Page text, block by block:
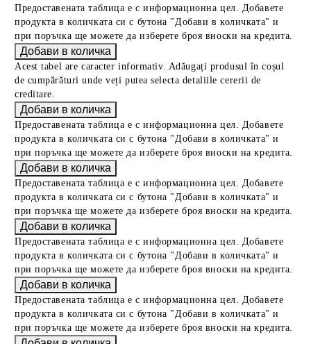
Предоставената таблица е с информационна цел. Добавете
продукта в количката си с бутона "Добави в количката" и
при поръчка ще можете да изберете броя вноски на кредита.
Acest tabel are caracter informativ. Adăugați produsul în coșul
de cumpărături unde veți putea selecta detaliile cererii de
creditare.
Предоставената таблица е с информационна цел. Добавете
продукта в количката си с бутона "Добави в количката" и
при поръчка ще можете да изберете броя вноски на кредита.
Предоставената таблица е с информационна цел. Добавете
продукта в количката си с бутона "Добави в количката" и
при поръчка ще можете да изберете броя вноски на кредита.
Предоставената таблица е с информационна цел. Добавете
продукта в количката си с бутона "Добави в количката" и
при поръчка ще можете да изберете броя вноски на кредита.
Предоставената таблица е с информационна цел. Добавете
продукта в количката си с бутона "Добави в количката" и
при поръчка ще можете да изберете броя вноски на кредита.